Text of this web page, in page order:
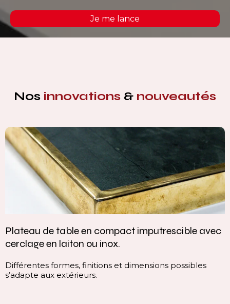
Je me lance
Nos innovations & nouveautés
avec
Vasque intégrée monobloc — élégance et
continuité parfaite
Cette vasque intégrée monobloc est conçue
continuité du plan, sans rupture visuelle. Elle